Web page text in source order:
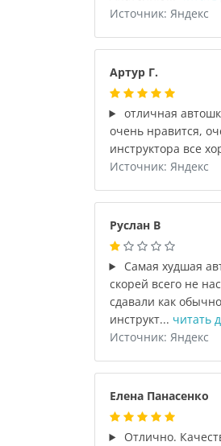
Источник: Яндекс
Артур Г.
отличная
очень нравится,
инструктора все
Источник: Яндекс
Руслан В
Самая худшая
скорей всего не
сдавали как
инструкт... читать
Источник: Яндекс
Елена Панасенко
Отлично.